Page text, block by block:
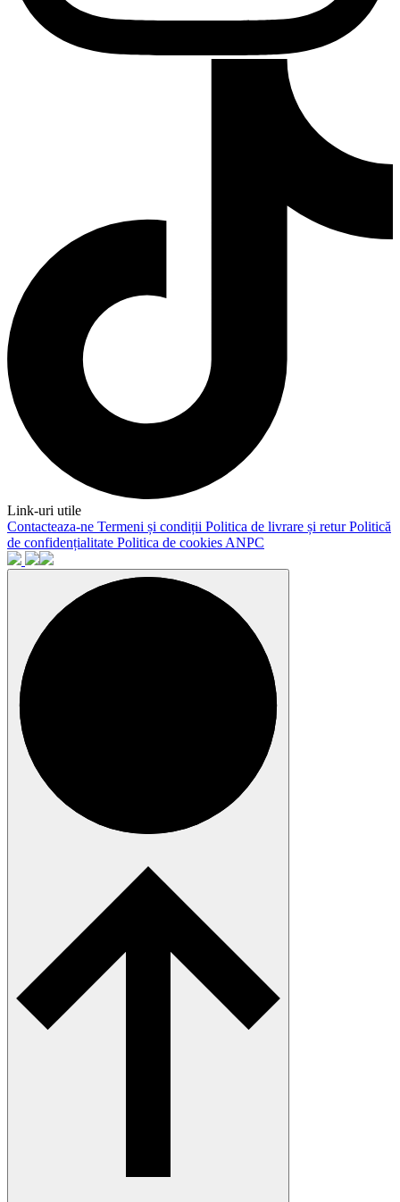
Link-uri utile
Contacteaza-ne Termeni și condiții Politica de livrare și returPolitică
de confidențialitate Politica de cookies ANPC